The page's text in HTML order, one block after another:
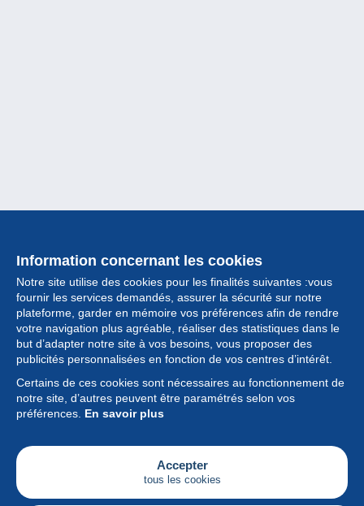
Information concernant les cookies
Notre site utilise des cookies pour les finalités suivantes :vous
fournir les services demandés, assurer la sécurité sur notre
plateforme, garder en mémoire vos préférences afin de rendre
votre navigation plus agréable, réaliser des statistiques dans le
but d’adapter notre site à vos besoins, vous proposer des
publicités personnalisées en fonction de vos centres d’intérêt.
Certains de ces cookies sont nécessaires au fonctionnement de
notre site, d’autres peuvent être paramétrés selon vos
préférences. En savoir plus
Accepter
tous les cookies
Collection
Actualités
Fonctionnalités
Société
Services